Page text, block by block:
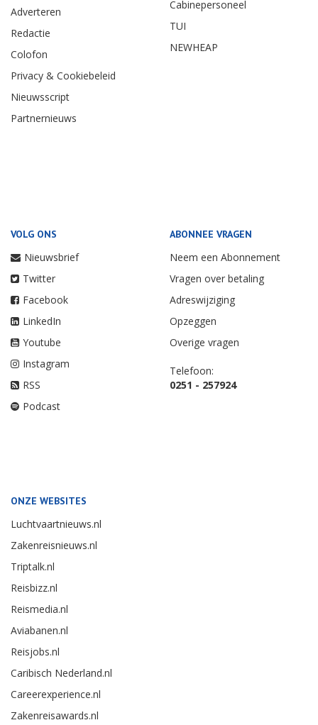
Adverteren
Redactie
Colofon
Privacy & Cookiebeleid
Nieuwsscript
Partnernieuws
Cabinepersoneel
TUI
NEWHEAP
VOLG ONS
Nieuwsbrief
Twitter
Facebook
LinkedIn
Youtube
Instagram
RSS
Podcast
ABONNEE VRAGEN
Neem een Abonnement
Vragen over betaling
Adreswijziging
Opzeggen
Overige vragen
Telefoon:
0251 - 257924
ONZE WEBSITES
Luchtvaartnieuws.nl
Zakenreisnieuws.nl
Triptalk.nl
Reisbizz.nl
Reismedia.nl
Aviabanen.nl
Reisjobs.nl
Caribisch Nederland.nl
Careerexperience.nl
Zakenreisawards.nl